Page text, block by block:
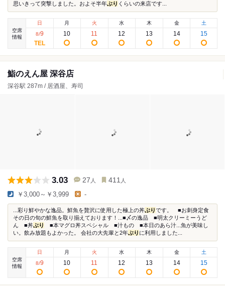
思いきって突撃しました。およそ半年ぶり くらいの来店です...
空席
情報
日
8/9
月
10
火
11
水
12
木
13
金
14
土
15
鮨のえん屋 深谷店
深谷駅 287m / 居酒屋、寿司
3.03 27 人 411 人
￥3,000～￥3,999 -
...彩り鮮やかな逸品。鮮魚を贅沢に使用した極上の丼ぶりです。 ■お刺身定食
その日の旬の鮮魚を取り揃えております！...■〆の逸品 ■明太クリーミーうど
ん ■丼ぶり
■本マグロ丼スペシャル ■汁もの ■本日のあら汁...魚が美味し
い。飲み放題もよかった。 会社の大先輩と2年ぶり に利用しました...
空席
情報
日
8/9
月
10
火
11
水
12
木
13
金
14
土
15